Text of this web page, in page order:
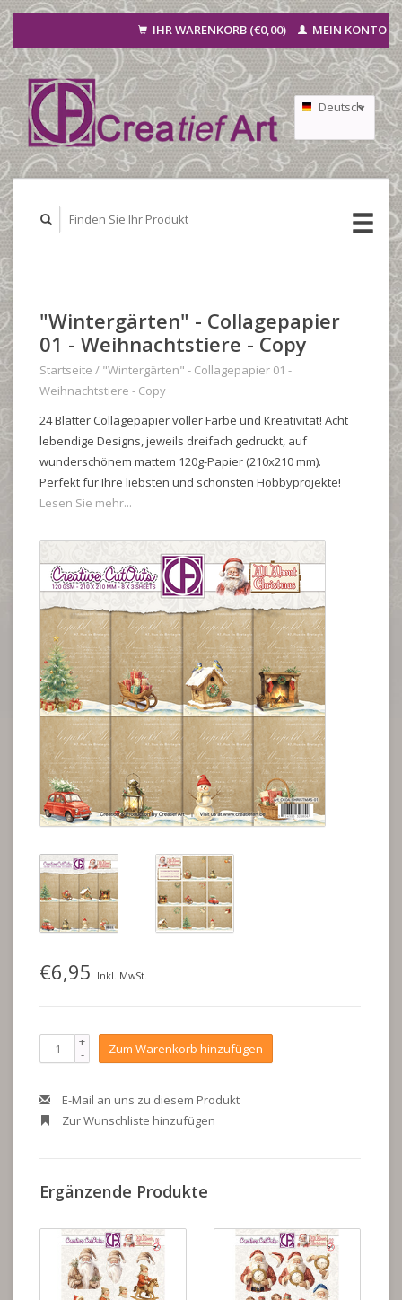
IHR WARENKORB (€0,00) MEIN KONTO
Deutsch
Nederlands
"Wintergärten" - Collagepapier
01 - Weihnachtstiere - Copy
Startseite / "Wintergärten" - Collagepapier 01 -
Weihnachtstiere - Copy
24 Blätter Collagepapier voller Farbe und Kreativität! Acht
lebendige Designs, jeweils dreifach gedruckt, auf
wunderschönem mattem 120g-Papier (210x210 mm).
Perfekt für Ihre liebsten und schönsten Hobbyprojekte!
Lesen Sie mehr...
€6,95 Inkl. MwSt.
+
- Zum Warenkorb hinzufügen
E-Mail an uns zu diesem Produkt
Zur Wunschliste hinzufügen
Ergänzende Produkte